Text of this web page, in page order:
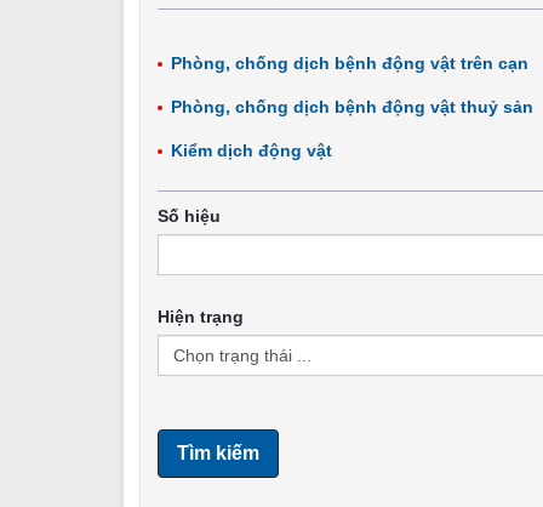
Phòng, chống dịch bệnh động vật trên cạn
Phòng, chống dịch bệnh động vật thuỷ sản
Kiểm dịch động vật
Số hiệu
Hiện trạng
Tìm kiếm